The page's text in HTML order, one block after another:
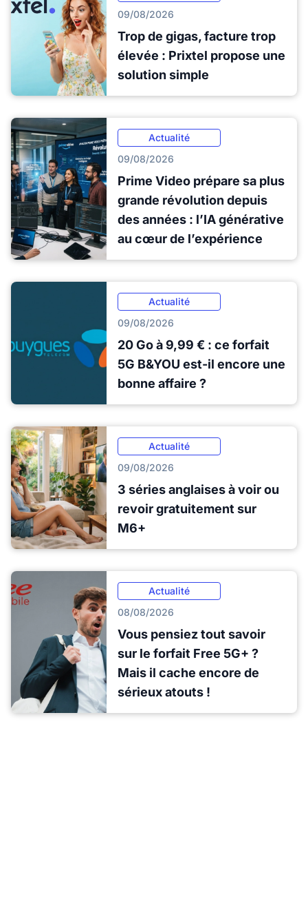
09/08/2026
Trop de gigas, facture trop
élevée : Prixtel propose une
solution simple
Actualité
09/08/2026
Prime Video prépare sa plus
grande révolution depuis
des années : l’IA générative
au cœur de l’expérience
Actualité
09/08/2026
20 Go à 9,99 € : ce forfait
5G B&YOU est-il encore une
bonne affaire ?
Actualité
09/08/2026
3 séries anglaises à voir ou
revoir gratuitement sur
M6+
Actualité
08/08/2026
Vous pensiez tout savoir
sur le forfait Free 5G+ ?
Mais il cache encore de
sérieux atouts !